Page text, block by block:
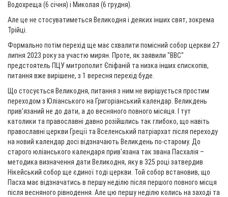
Водохреща (6 січня) і Миколая (6 грудня).
Але це не стосуватиметься Великодня і деяких інших свят, зокрема
Трійці.
Формально потім перехід ще має схвалити помісний собор церкви 27
липня 2023 року за участю мирян. Проте, як заявили "ВВС"
предстоятель ПЦУ митрополит Єпіфаній та низка інших єпископів,
питання вже вирішене, з 1 вересня перехід буде.
Що стосується Великодня, питання з ним не вирішується простим
переходом з Юліанського на Григоріанський календар. Великдень
прив'язаний не до дати, а до весняного повного місяця. І тут
католики та православні давно розійшлись так глибоко, що навіть
православні церкви Греції та Вселенський патріархат після переходу
на новий календар досі відзначають Великдень по-старому. До
старого юліанського календаря прив'язана так звана Пасхалія –
методика визначення дати Великодня, яку в 325 році затвердив
Нікейський собор ще єдиної тоді церкви. Той собор встановив, що
Пасха має відзначатись в першу неділю після першого повного місця
після весняного рівнодення. Але цю першу неділю колись на заході та